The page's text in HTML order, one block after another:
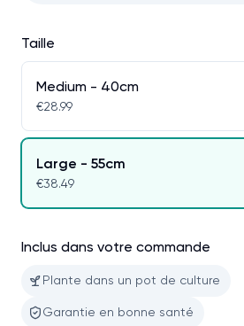
Taille
Medium - 40cm
€28.99
Large - 55cm
€38.49
Inclus dans votre commande
Plante dans un pot de culture
Garantie en bonne santé